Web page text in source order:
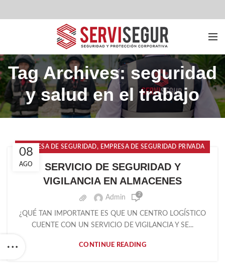
Tag Archives: seguridad
y salud en el trabajo
08
AGO
EMPRESA DE SEGURIDAD, EMPRESA DE SEGURIDAD PRIVADA
SERVICIO DE SEGURIDAD Y
VIGILANCIA EN ALMACENES
Admin 2
¿QUÉ TAN IMPORTANTE ES QUE UN CENTRO LOGÍSTICO
CUENTE CON UN SERVICIO DE VIGILANCIA Y SE...
CONTINUE READING